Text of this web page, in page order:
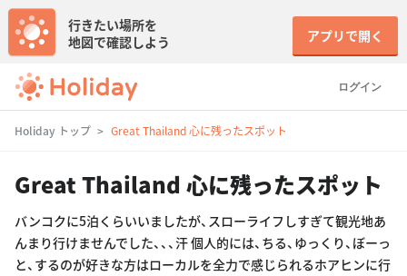
ログイン
行きたい場所を
地図で確認しよう
アプリで開く
Holiday トップ Great Thailand 心に残ったスポット
Great Thailand 心に残ったスポット
バンコクに5泊くらいいましたが、スローライフしすぎて観光地あ
んまり行けませんでした、、、汗 個人的には、ちる、ゆっくり、ぼーっ
と、するのが好きな方はローカルを全力で感じられるホアヒンに行